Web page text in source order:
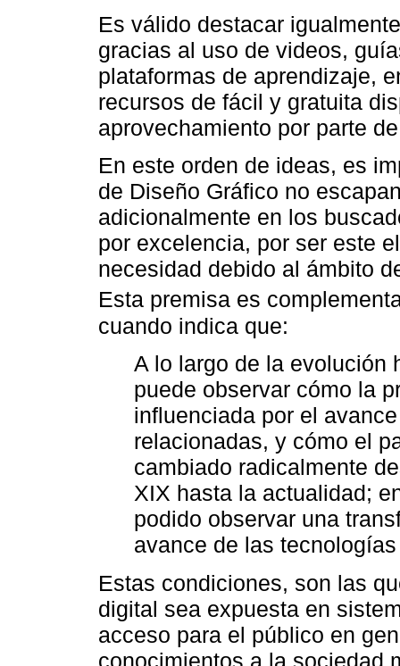
Es válido destacar
gracias al uso de videos,
plataformas de aprendizaje,
recursos de fácil y gratuita
aprovechamiento por parte
En este orden de ideas, es
de Diseño Gráfico no
adicionalmente en los
por excelencia, por ser este
necesidad debido al ámbito
Esta premisa es
cuando indica que:
A lo largo de la evolución
puede observar cómo la
influenciada por el
relacionadas, y cómo el
cambiado radicalmente
XIX hasta la actualidad;
podido observar una
avance de las
Estas condiciones, son las
digital sea expuesta en
acceso para el público en
conocimientos a la sociedad